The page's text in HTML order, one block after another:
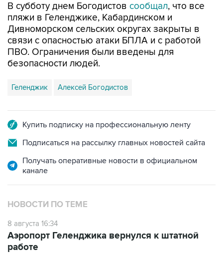
В субботу днем Богодистов сообщал, что все
пляжи в Геленджике, Кабардинском и
Дивноморском сельских округах закрыты в
связи с опасностью атаки БПЛА и с работой
ПВО. Ограничения были введены для
безопасности людей.
Геленджик Алексей Богодистов
Купить подписку на профессиональную ленту
Подписаться на рассылку главных новостей сайта
Получать оперативные новости в официальном
канале
НОВОСТИ ПО ТЕМЕ
8 августа 16:34
Аэропорт Геленджика вернулся к штатной
работе